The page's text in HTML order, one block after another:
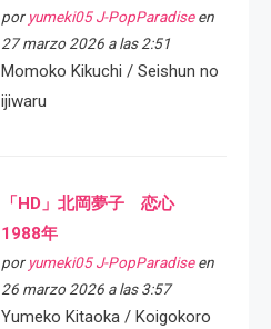
por yumeki05 J-PopParadiseen
27 marzo 2026 a las 2:51
Momoko Kikuchi / Seishun no
ijiwaru
「HD」北岡夢子 恋心
1988年
por yumeki05 J-PopParadiseen
26 marzo 2026 a las 3:57
Yumeko Kitaoka / Koigokoro